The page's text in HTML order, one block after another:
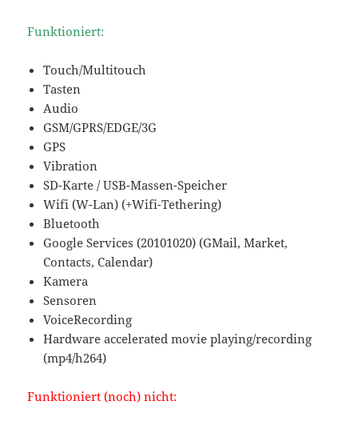
Funktioniert:
Touch/Multitouch
Tasten
Audio
GSM/GPRS/EDGE/3G
GPS
Vibration
SD-Karte / USB-Massen-Speicher
Wifi (W-Lan) (+Wifi-Tethering)
Bluetooth
Google Services (20101020) (GMail, Market,
Contacts, Calendar)
Kamera
Sensoren
VoiceRecording
Hardware accelerated movie playing/recording
(mp4/h264)
Funktioniert (noch) nicht: